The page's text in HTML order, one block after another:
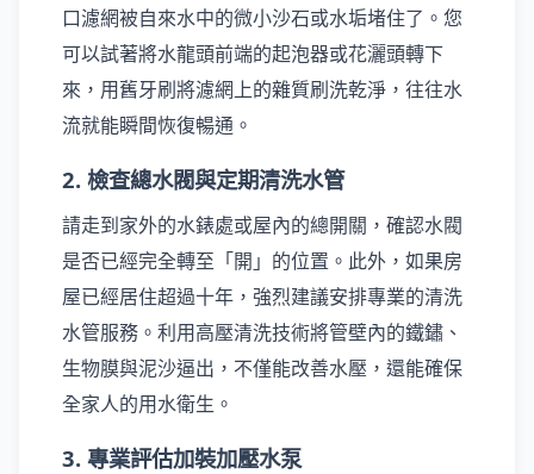
口濾網被自來水中的微小沙石或水垢堵住了。您
可以試著將水龍頭前端的起泡器或花灑頭轉下
來，用舊牙刷將濾網上的雜質刷洗乾淨，往往水
流就能瞬間恢復暢通。
2. 檢查總水閥與定期清洗水管
請走到家外的水錶處或屋內的總開關，確認水閥
是否已經完全轉至「開」的位置。此外，如果房
屋已經居住超過十年，強烈建議安排專業的清洗
水管服務。利用高壓清洗技術將管壁內的鐵鏽、
生物膜與泥沙逼出，不僅能改善水壓，還能確保
全家人的用水衛生。
3. 專業評估加裝加壓水泵